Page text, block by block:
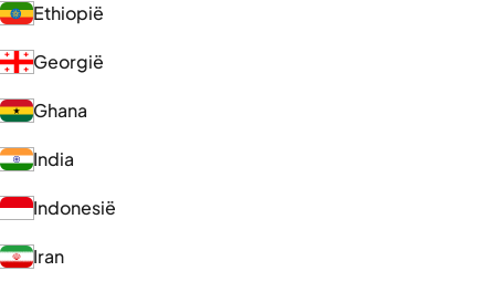
Ethiopië
Georgië
Ghana
India
Indonesië
Iran